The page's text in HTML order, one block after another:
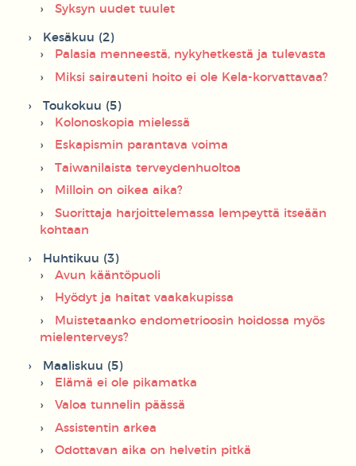
Syksyn uudet tuulet
Kesäkuu (2)
Palasia menneestä, nykyhetkestä ja tulevasta
Miksi sairauteni hoito ei ole Kela-korvattavaa?
Toukokuu (5)
Kolonoskopia mielessä
Eskapismin parantava voima
Taiwanilaista terveydenhuoltoa
Milloin on oikea aika?
Suorittaja harjoittelemassa lempeyttä itseään
kohtaan
Huhtikuu (3)
Avun kääntöpuoli
Hyödyt ja haitat vaakakupissa
Muistetaanko endometrioosin hoidossa myös
mielenterveys?
Maaliskuu (5)
Elämä ei ole pikamatka
Valoa tunnelin päässä
Assistentin arkea
Odottavan aika on helvetin pitkä